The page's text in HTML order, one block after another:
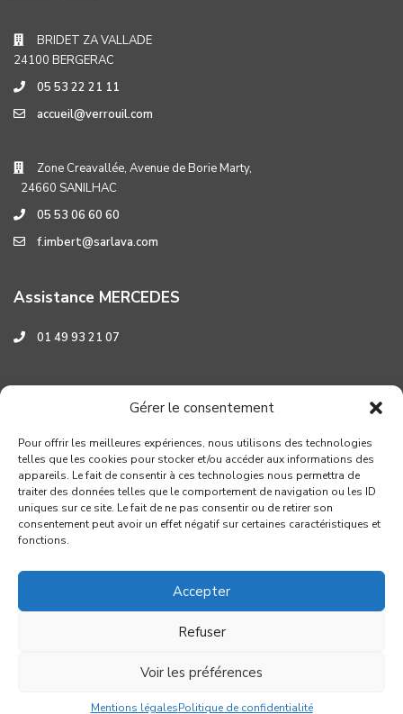
Gérer le consentement
Pour offrir les meilleures expériences, nous utilisons des technologies
telles que les cookies pour stocker et/ou accéder aux informations des
appareils. Le fait de consentir à ces technologies nous permettra de
traiter des données telles que le comportement de navigation ou les ID
uniques sur ce site. Le fait de ne pas consentir ou de retirer son
consentement peut avoir un effet négatif sur certaines caractéristiques et
fonctions.
Accepter
Refuser
Voir les préférences
Mentions légalesPolitique de confidentialité
BRIDET ZA VALLADE
24100 BERGERAC
05 53 22 21 11
accueil@verrouil.com
Zone Creavallée, Avenue de Borie Marty,
24660 SANILHAC
05 53 06 60 60
f.imbert@sarlava.com
Assistance MERCEDES
01 49 93 21 07
Conditions générales de réparation
Politique de confidentialité